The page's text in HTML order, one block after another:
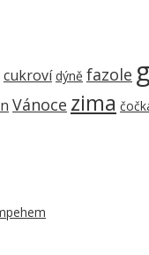
cukroví dýně fazole
Vánoce zima